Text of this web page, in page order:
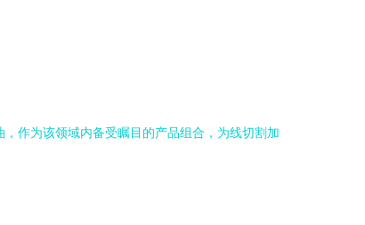
作为该领域内备受瞩目的产品组合，为线切割加